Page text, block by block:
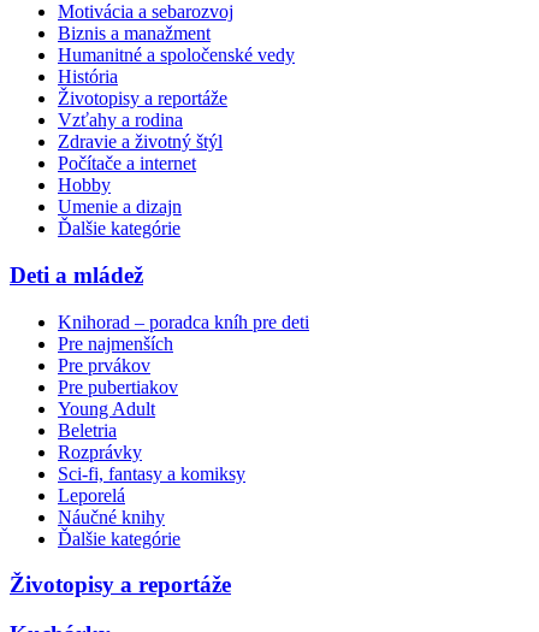
Motivácia a sebarozvoj
Biznis a manažment
Humanitné a spoločenské vedy
História
Životopisy a reportáže
Vzťahy a rodina
Zdravie a životný štýl
Počítače a internet
Hobby
Umenie a dizajn
Ďalšie kategórie
Deti a mládež
Knihorad – poradca kníh pre deti
Pre najmenších
Pre prvákov
Pre pubertiakov
Young Adult
Beletria
Rozprávky
Sci-fi, fantasy a komiksy
Leporelá
Náučné knihy
Ďalšie kategórie
Životopisy a reportáže